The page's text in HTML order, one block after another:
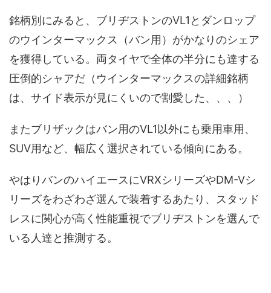
銘柄別にみると、ブリヂストンのVL1とダンロップ
のウインターマックス（バン用）がかなりのシェア
を獲得している。両タイヤで全体の半分にも達する
圧倒的シャアだ（ウインターマックスの詳細銘柄
は、サイド表示が見にくいので割愛した、、、）
またブリザックはバン用のVL1以外にも乗用車用、
SUV用など、幅広く選択されている傾向にある。
やはりバンのハイエースにVRXシリーズやDM-Vシ
リーズをわざわざ選んで装着するあたり、スタッド
レスに関心が高く性能重視でブリヂストンを選んで
いる人達と推測する。